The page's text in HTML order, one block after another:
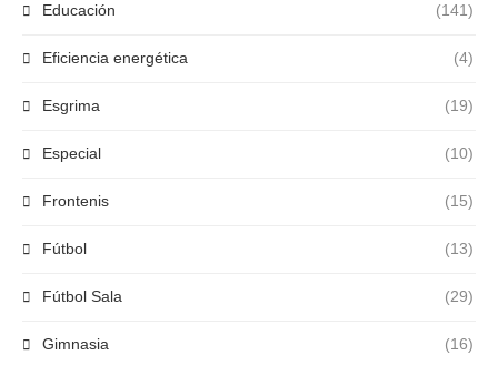
Educación (141)
Eficiencia energética (4)
Esgrima (19)
Especial (10)
Frontenis (15)
Fútbol (13)
Fútbol Sala (29)
Gimnasia (16)